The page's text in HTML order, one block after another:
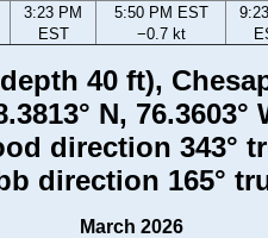
3:23 PM
EST
5:50 PM EST
−0.7 kt
40 ft),
N, 76.3603°
direction 343°
direction 165°
March 2026